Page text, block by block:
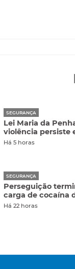
SEGURANÇA
Lei Maria da
violência persiste
Há 5 horas
SEGURANÇA
Perseguição
carga de cocaína
Há 22 horas